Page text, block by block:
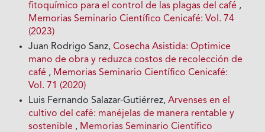
fitoquímico para el control de las plagas del café ,
Memorias Seminario Científico Cenicafé: Vol. 74
(2023)
Juan Rodrigo Sanz,Cosecha Asistida: Optimice
mano de obra y reduzca costos de recolección de
café , Memorias Seminario Científico Cenicafé:
Vol. 71 (2020)
Luis Fernando Salazar-Gutiérrez,Arvenses en el
cultivo del café: manéjelas de manera rentable y
sostenible , Memorias Seminario Científico